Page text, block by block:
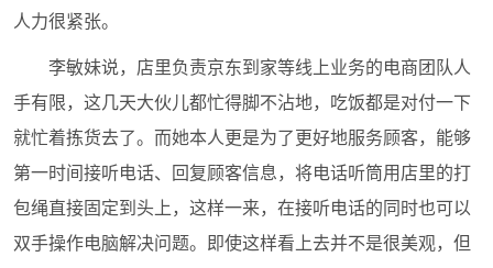
人力很紧张。
李敏妹说，店里负责京东到家等线上业务的电商团队人
手有限，这几天大伙儿都忙得脚不沾地，吃饭都是对付一下
就忙着拣货去了。而她本人更是为了更好地服务顾客，能够
第一时间接听电话、回复顾客信息，将电话听筒用店里的打
包绳直接固定到头上，这样一来，在接听电话的同时也可以
双手操作电脑解决问题。即使这样看上去并不是很美观，但